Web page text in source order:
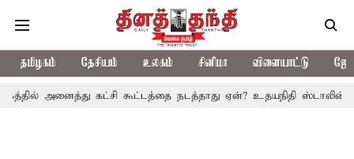
தமிழகம் தேசியம் உலகம் சினிமா விளையாட்டு
கட்சி கூட்டத்தை நடத்தாது ஏன்? உதயநிதி ஸ்டாலின் கேள்வி